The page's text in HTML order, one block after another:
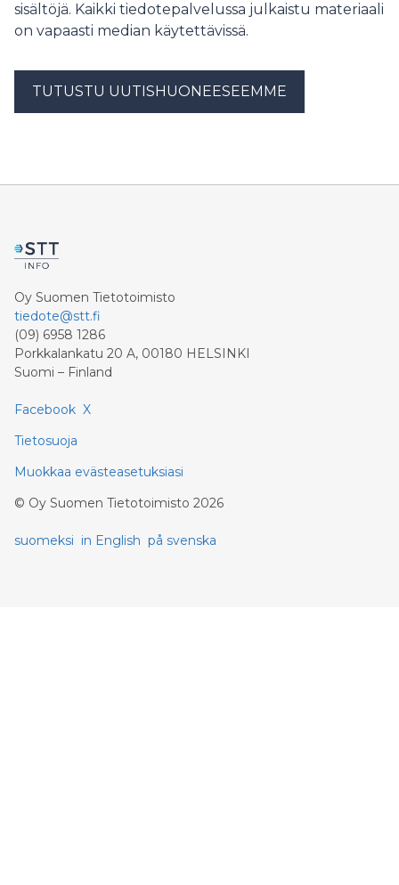
sisältöjä. Kaikki tiedotepalvelussa julkaistu materiaali
on vapaasti median käytettävissä.
TUTUSTU UUTISHUONEESEEMME
Oy Suomen Tietotoimisto
tiedote@stt.fi
(09) 6958 1286
Porkkalankatu 20 A, 00180 HELSINKI
Suomi – Finland
Facebook X
Tietosuoja
Muokkaa evästeasetuksiasi
© Oy Suomen Tietotoimisto 2026
suomeksi in English på svenska